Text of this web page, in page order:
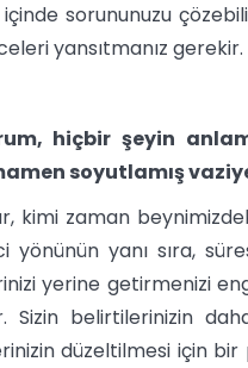
sorununuzu
yansıtmanız gerekir.
hiçbir şeyin
soyutlamış
kimi zaman
yönünün yanı sıra,
yerine getirmenizi
Sizin belirtilerinizin
düzeltilmesi için